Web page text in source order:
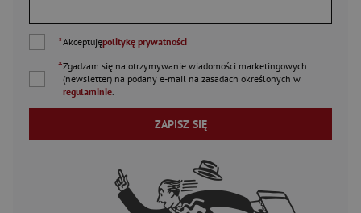
*Akceptujępolitykę prywatności
*Zgadzam się na otrzymywanie wiadomości marketingowych
(newsletter) na podany e-mail na zasadach określonych w
regulaminie
ZAPISZ SIĘ